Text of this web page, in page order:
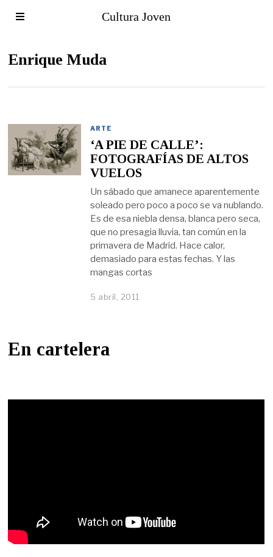
Cultura Joven
Enrique Muda
ARTE
‘A PIE DE CALLE’:
FOTOGRAFÍAS DE ALTOS
VUELOS
Un sábado que amanece aparentemente
soleado pero poco a poco se va nublando.
Es de esa niebla densa, blanca pero seca,
que no presagia lluvia, tan común en la
primavera de Madrid. Hace calor,
demasiado para estas fechas. Y las
mangas cortas
5 abril, 2011
En cartelera